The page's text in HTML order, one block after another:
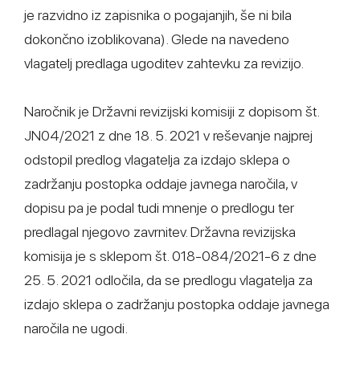
je razvidno iz zapisnika o pogajanjih, še ni bila
dokončno izoblikovana). Glede na navedeno
vlagatelj predlaga ugoditev zahtevku za revizijo.
Naročnik je Državni revizijski komisiji z dopisom št.
JN04/2021 z dne 18. 5. 2021 v reševanje najprej
odstopil predlog vlagatelja za izdajo sklepa o
zadržanju postopka oddaje javnega naročila, v
dopisu pa je podal tudi mnenje o predlogu ter
predlagal njegovo zavrnitev. Državna revizijska
komisija je s sklepom št. 018-084/2021-6 z dne
25. 5. 2021 odločila, da se predlogu vlagatelja za
izdajo sklepa o zadržanju postopka oddaje javnega
naročila ne ugodi.